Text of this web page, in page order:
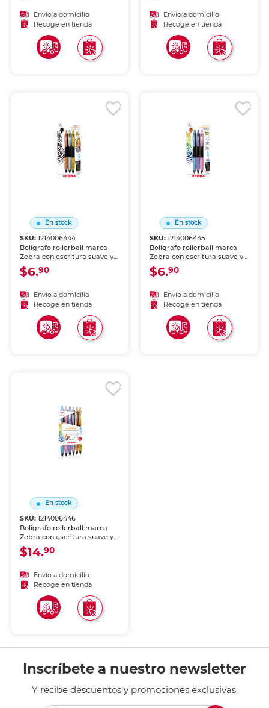
firmas y uso diario.
Envío a domicilio
Recoge en tienda
protege los objetos durante
el envío y almacenamiento.
Biodegradable y reciclable.
Ideal para envolver y
proteger mercancía.
Envío a domicilio
Recoge en tienda
En stock
SKU:1214006444
Bolígrafo rollerball marca
Zebra con escritura suave y
tinta líquida de alta
cobertura. Trazo nítido y
firmas y uso diario.
$6.90
Envío a domicilio
Recoge en tienda
En stock
SKU: 1214006445
Bolígrafo rollerball marca
Zebra con escritura suave y
tinta líquida de alta
cobertura. Trazo nítido y
firmas y uso diario.
$6.90
Envío a domicilio
Recoge en tienda
En stock
SKU:1214006446
Bolígrafo rollerball marca
Zebra con escritura suave y
tinta líquida de alta
cobertura. Trazo nítido y
firmas y uso diario.
$14.90
Envío a domicilio
Recoge en tienda
Inscríbete a nuestro newsletter
Y recibe descuentos y promociones exclusivas.